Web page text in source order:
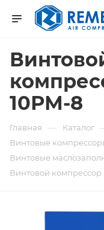
10РМ-8
Главная — Каталог
Винтовые
Винтовые
Винтовой